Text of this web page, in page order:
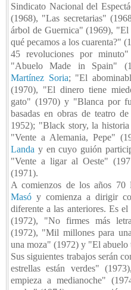
Sindicato Nacional del
(1968), "Las secretarias"
árbol de Guernica" (1969),
qué pecamos a los cuarenta?"
45 revoluciones por
"Abuelo Made in Spain"
Martínez Soria; "El
(1970), "El dinero tiene
gato" (1970) y "Blanca por
basadas en obras de teatro
1952); "Black story, la
"Vente a Alemania, Pepe"
Landa y en cuyo guión
"Vente a ligar al Oeste"
(1971).
A comienzos de los años 70
Masó y comienza a dirigir
diferente a las anteriores. Es
(1972), "No firmes más
(1972), "Mil millones para
una moza" (1972) y "El abuelo
Sus siguientes trabajos serán
estrellas están verdes"
empieza a medianoche"